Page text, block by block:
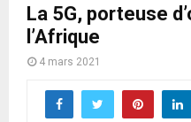
La 5G, porteuse
l’Afrique
4 mars 2021